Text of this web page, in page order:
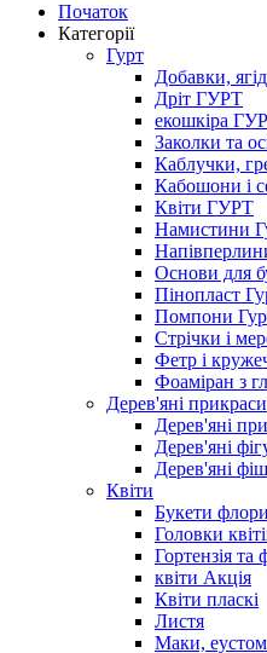
Початок
Категорії
Гурт
Добавки,
Дріт ГУРТ
екошкіра
Заколки та
Каблучки,
Кабошони і
Квіти ГУРТ
Намистини
Основи для
Пінопласт
Помпони
Стрічки і
Фетр і
Фоаміран з
Дерев'яні прикраси
Дерев'яні
Дерев'яні
Дерев'яні
Квіти
Букети
Головки
Гортензія та
квіти Акція
Квіти пласкі
Листя
Маки,